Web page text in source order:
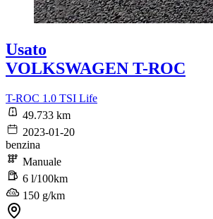
Usato
VOLKSWAGEN T-ROC
T-ROC 1.0 TSI Life
49.733 km
2023-01-20
benzina
Manuale
6 l/100km
150 g/km